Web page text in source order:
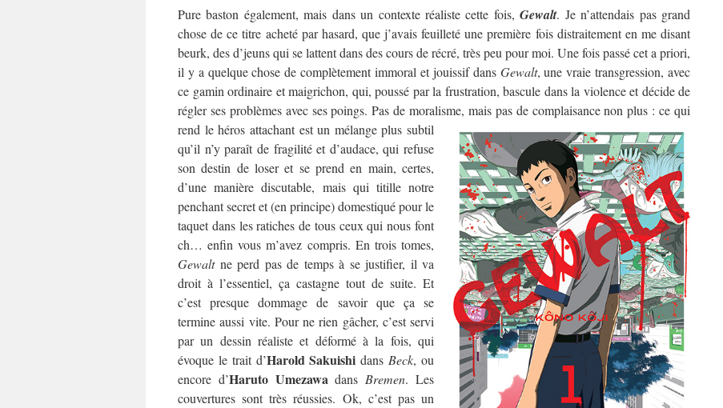
Pure baston également, mais dans un contexte réaliste cette fois,Gewalt. Je n’attendais pas grand
chose de ce titre acheté par hasard, que j’avais feuilleté une première fois distraitement en me disant
beurk, des d’jeuns qui se lattent dans des cours de récré, très peu pour moi. Une fois passé cet a priori,
il y a quelque chose de complètement immoral et jouissif dans Gewalt, une vraie transgression, avec
ce gamin ordinaire et maigrichon, qui, poussé par la frustration, bascule dans la violence et décide de
régler ses problèmes avec ses poings. Pas de moralisme, mais pas de complaisance non plus :ce qui
rend le héros attachant est un mélange plus subtil
qu’il n’y paraît de fragilité et d’audace, qui refuse
son destin de loser et se prend en main, certes,
d’une manière discutable, mais qui titille notre
penchant secret et (en principe) domestiqué pour le
taquet dans les ratiches de tous ceux qui nous font
ch… enfin vous m’avez compris. En trois tomes,
Gewaltne perd pas de temps à se justifier, il va
droit à l’essentiel, ça castagne tout de suite. Et
c’est presque dommage de savoir que ça se
termine aussi vite. Pour ne rien gâcher, c’est servi
par un dessin réaliste et déformé à la fois, qui
évoque le trait d’Harold Sakuishi dans Beck, ou
encore d’Haruto Umezawa dans Bremen. Les
couvertures sont très réussies. Ok, c’est pas un